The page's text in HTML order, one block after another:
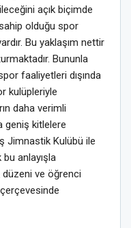
açık biçimde
olduğu spor
Bu yaklaşım nettir
Bununla
faaliyetleri dışında
kulüpleriyle
daha verimli
geniş kitlelere
Jimnastik Kulübü ile
anlayışla
düzeni ve öğrenci